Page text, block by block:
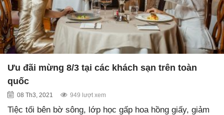
Ưu đãi mừng 8/3 tại các khách sạn trên toàn
quốc
08 Th3, 2021 949 lượt xem
Tiệc tối bên bờ sông, lớp học gấp hoa hồng giấy, giảm